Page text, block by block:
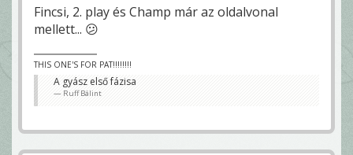
Fincsi, 2. play és Champ már az oldalvonal
mellett... 😕
THIS ONE'S FOR PAT!!!!!!!!
A gyász első fázisa
Ruff Bálint